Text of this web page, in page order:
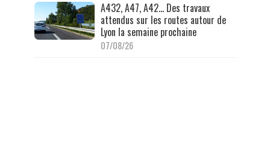
A432, A47, A42… Des travaux
attendus sur les routes autour de
Lyon la semaine prochaine
07/08/26